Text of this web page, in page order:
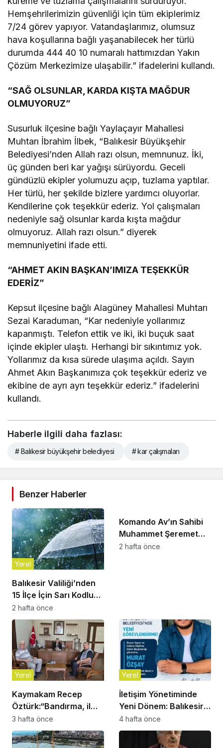
Hemşehrilerimizin güvenliği için tüm ekiplerimiz
7/24 görev yapıyor. Vatandaşlarımız, olumsuz
hava koşullarına bağlı yaşanabilecek her türlü
durumda 444 40 10 numaralı hattımızdan Yakın
Çözüm Merkezimize ulaşabilir.” ifadelerini kullandı.
“SAĞ OLSUNLAR, KARDA KIŞTA MAĞDUR
OLMUYORUZ”
Susurluk ilçesine bağlı Yaylaçayır Mahallesi
Muhtarı İbrahim İlbek, “Balıkesir Büyükşehir
Belediyesi’nden Allah razı olsun, memnunuz. İki,
üç günden beri kar yağışı sürüyordu. Geceli
gündüzlü ekipler yolumuzu açıp, tuzlama yaptılar.
Her türlü, her şekilde bizlere yardımcı oluyorlar.
Kendilerine çok teşekkür ederiz. Yol çalışmaları
nedeniyle sağ olsunlar karda kışta mağdur
olmuyoruz. Allah razı olsun.” diyerek
memnuniyetini ifade etti.
“AHMET AKIN BAŞKAN’IMIZA TEŞEKKÜR
EDERİZ”
Kepsut ilçesine bağlı Alagüney Mahallesi Muhtarı
Sezai Karaduman, “Kar nedeniyle yollarımız
kapanmıştı. Telefon ettik ve iki, iki buçuk saat
içinde ekipler ulaştı. Herhangi bir sıkıntımız yok.
Yollarımız da kısa sürede ulaşıma açıldı. Sayın
Ahmet Akın Başkanımıza çok teşekkür ederiz ve
ekibine de ayrı ayrı teşekkür ederiz.” ifadelerini
kullandı.
Haberle ilgili daha fazlası:
# Balıkesir büyükşehir belediyesi # kar çalışmaları
Benzer Haberler
Balıkesir Valiliği’nden
15 İlçe İçin Sarı Kodlu
Gök Gürültülü Sağanak
Uyarısı!
Yerel
2 hafta önce
Komando Av’ın Sahibi
Muhammet Şeremet
Son Yolculuğuna
2 hafta önce
Kaymakam Recep
Öztürk:“Bandırma, il
olmayı çoktan hak
eden bir ilçe”
Yerel
3 hafta önce
İletişim Yönetiminde
Yeni Dönem: Balıkesir
Büyükşehir
Belediyesi’nde Murat
Özşay Göreve Başladı
Yerel
4 hafta önce